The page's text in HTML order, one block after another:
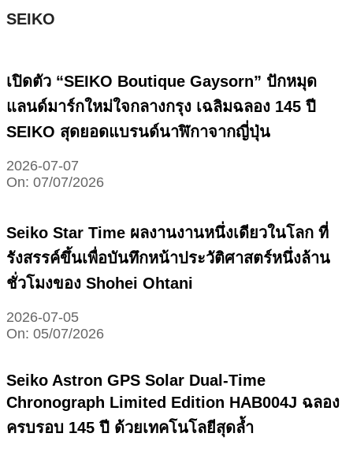
SEIKO
เปิดตัว “SEIKO Boutique Gaysorn” ปักหมุด
แลนด์มาร์กใหม่ใจกลางกรุง เฉลิมฉลอง 145 ปี
SEIKO สุดยอดแบรนด์นาฬิกาจากญี่ปุ่น
2026-07-07
On: 07/07/2026
Seiko Star Time ผลงานงานหนึ่งเดียวในโลก ที่
รังสรรค์ขึ้นเพื่อบันทึกหน้าประวัติศาสตร์หนึ่งล้าน
ชั่วโมงของ Shohei Ohtani
2026-07-05
On: 05/07/2026
Seiko Astron GPS Solar Dual-Time
Chronograph Limited Edition HAB004J ฉลอง
ครบรอบ 145 ปี ด้วยเทคโนโลยีสุดล้ำ